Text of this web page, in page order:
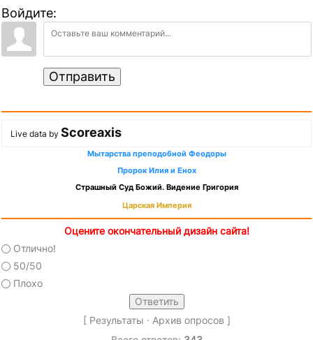
Войдите:
Отправить
Live data by Scoreaxis
Мытарства преподобной Феодоры
Пророк Илия и Енох
Страшный Суд Божий. Видение Григория
Царская Империя
Оцените окончательный дизайн сайта!
Отлично!
50/50
Плохо
[ Результаты · Архив опросов ]